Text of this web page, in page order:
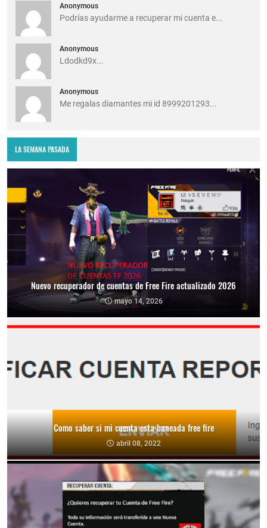
Anonymous
Podrías ayudarme a recuperar mi cuenta e...
Anonymous
Ldodkd9x...
Anonymous
Me regalas diamantes mi id 8999201293...
LA SEMANA PASADA
Nuevo recuperador de cuentas de Free Fire actualizado 2026
mayo 14, 2026
Como saber si mi cuenta esta baneada free fire
abril 08, 2022